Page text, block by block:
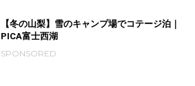
【冬の山梨】雪のキャンプ場でコテージ泊｜
PICA富士西湖
SPONSORED